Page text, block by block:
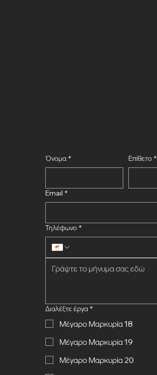
Όνομα * Επίθετο *
Email *
Τηλέφωνο *
Διαλέξτε έργα *
Μέγαρο Μαρκυρία 18
Μέγαρο Μαρκυρία 19
Μέγαρο Μαρκυρία 20